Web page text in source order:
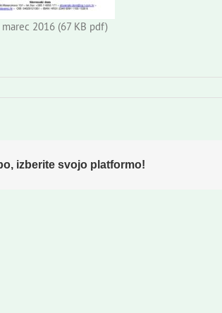
2016 (67 KB pdf)
izberite svojo platformo!